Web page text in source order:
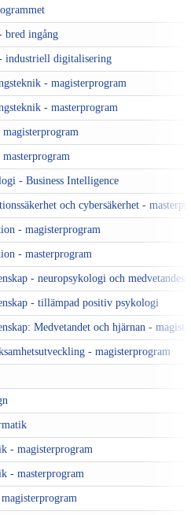
bred ingång
industriell digitalisering
- magisterprogram
- masterprogram
- Business Intelligence
och cybersäkerhet -
- magisterprogram
- masterprogram
- neuropsykologi och
- tillämpad positiv psykologi
Medvetandet och hjärnan -
- magisterprogram
- magisterprogram
- masterprogram